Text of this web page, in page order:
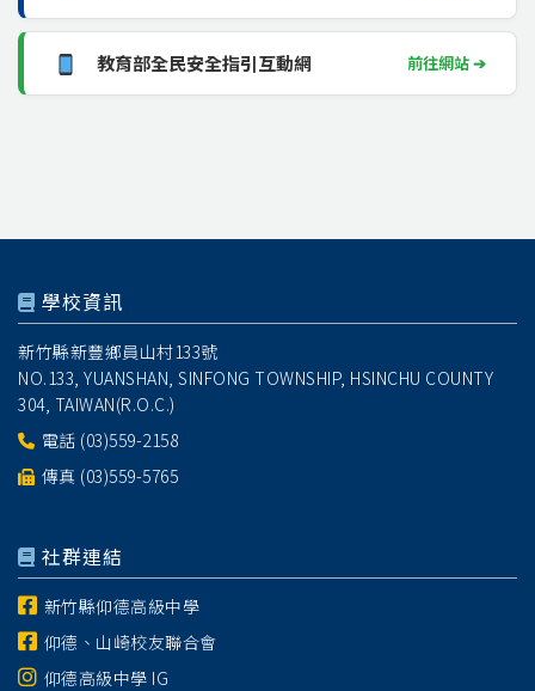
教育部全民安全指引互動網 前往網站 ➔
學校資訊
新竹縣新豐鄉員山村133號
NO.133, YUANSHAN, SINFONG TOWNSHIP, HSINCHU COUNTY
304, TAIWAN(R.O.C.)
電話 (03)559-2158
傳真 (03)559-5765
社群連結
新竹縣仰德高級中學
仰德、山崎校友聯合會
仰德高級中學 IG